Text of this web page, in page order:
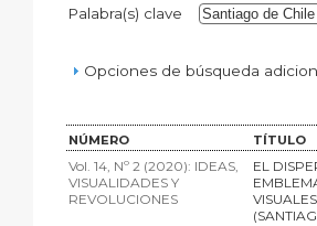
Palabra(s) clave
Opciones de búsqueda
NÚMERO TÍTULO
Vol. 14, Nº 2 (2020): IDEAS,
VISUALIDADES Y
REVOLUCIONES
EL